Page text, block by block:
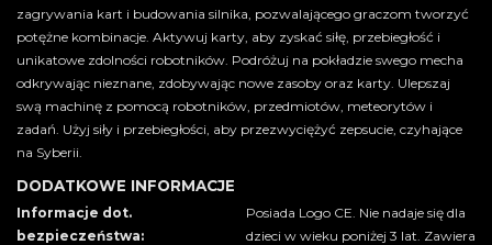
zagrywania kart i budowania silnika, pozwalającego graczom tworzyć
potężne kombinacje. Aktywuj karty, aby zyskać siłę, przebiegłość i
unikatowe zdolności robotników. Podróżuj na pokładzie swego mecha
odkrywając nieznane, zdobywając nowe zasoby oraz karty. Ulepszaj
swą machinę z pomocą robotników, przedmiotów, meteorytów i
zadań. Użyj siły i przebiegłości, aby przezwyciężyć zepsucie, czyhające
na Syberii.
DODATKOWE INFORMACJE
Informacje dot.
bezpieczeństwa:
Posiada Logo CE. Nie nadaje się dla
dzieci w wieku poniżej 3 lat. Zawiera